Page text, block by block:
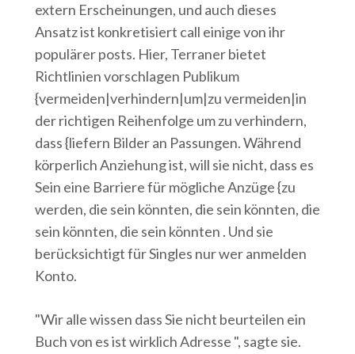
extern Erscheinungen, und auch dieses
Ansatz ist konkretisiert call einige von ihr
populärer posts. Hier, Terraner bietet
Richtlinien vorschlagen Publikum
{vermeiden|verhindern|um|zu vermeiden|in
der richtigen Reihenfolge um zu verhindern,
dass {liefern Bilder an Passungen. Während
körperlich Anziehung ist, will sie nicht, dass es
Sein eine Barriere für mögliche Anzüge {zu
werden, die sein könnten, die sein könnten, die
sein könnten, die sein könnten . Und sie
berücksichtigt für Singles nur wer anmelden
Konto.
"Wir alle wissen dass Sie nicht beurteilen ein
Buch von es ist wirklich Adresse ", sagte sie.